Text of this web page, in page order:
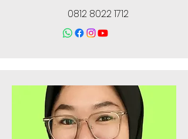
0812 8022 1712